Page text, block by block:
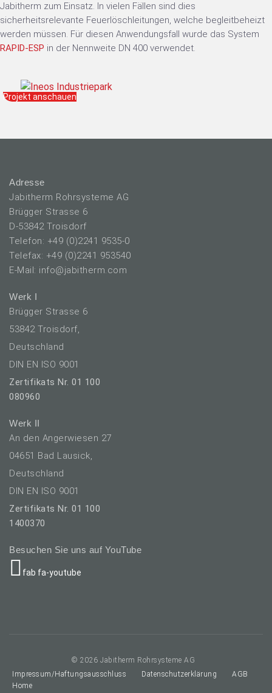
Jabitherm zum Einsatz. In vielen Fällen sind dies
sicherheitsrelevante Feuerlöschleitungen, welche begleitbeheizt
werden müssen. Für diesen Anwendungsfall wurde das System
RAPID-ESP in der Nennweite DN 400 verwendet.
Projekt anschauen
Adresse
Jabitherm Rohrsysteme AG
Brügger Strasse 6
D-53842 Troisdorf
Telefon: +49 (0)2241 9535-0
Telefax: +49 (0)2241 953540
E-Mail: info@jabitherm.com
Werk I
Brügger Strasse 6
53842 Troisdorf,
Deutschland
DIN EN ISO 9001
Zertifikats Nr. 01 100
080960
Werk II
An den Angerwiesen 27
04651 Bad Lausick,
Deutschland
DIN EN ISO 9001
Zertifikats Nr. 01 100
1400370
Besuchen Sie uns auf YouTube
fab fa-youtube
© 2026 Jabitherm Rohrsysteme AG
Impressum/Haftungsausschluss
Datenschutzerklärung
AGB
Home